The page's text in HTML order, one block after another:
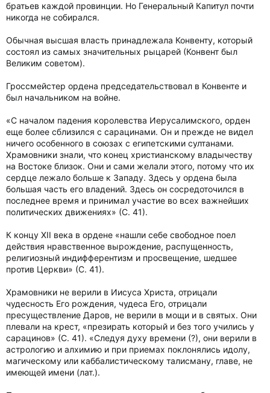
братьев каждой провинции. Но Генеральный Капитул почти
никогда не собирался.
Обычная высшая власть принадлежала Конвенту, который
состоял из самых значительных рыцарей (Конвент был
Великим советом).
Гроссмейстер ордена председательствовал в Конвенте и
был начальником на войне.
«С началом падения королевства Иерусалимского, орден
еще более сблизился с сарацинами. Он и прежде не видел
ничего особенного в союзах с египетскими султанами.
Храмовники знали, что конец христианскому владычеству
на Востоке близок. Они и сами желали этого, потому что их
сердце лежало больше к Западу. Здесь у ордена была
большая часть его владений. Здесь он сосредоточился в
последнее время и принимал участие во всех важнейших
политических движениях» (С. 41).
К концу XII века в ордене «нашли себе свободное поел
действия нравственное вырождение, распущенность,
религиозный индифферентизм и просвещение, шедшее
против Церкви» (С. 41).
Храмовники не верили в Иисуса Христа, отрицали
чудесность Его рождения, чудеса Его, отрицали
пресуществление Даров, не верили в мощи и в святых. Они
плевали на крест, «презирать который и без того учились у
сарацинов» (С. 41). «Следуя духу времени (?), они верили в
астрологию и алхимию и при приемах поклонялись идолу,
магическому или каббалистическому талисману, главе, не
имеющей имени (лат.).